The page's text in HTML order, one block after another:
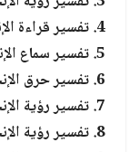
الجن والملائكة
تفسير قراءة
تفسير سماع
تفسير حرق
تفسير رؤية
تفسير رؤية